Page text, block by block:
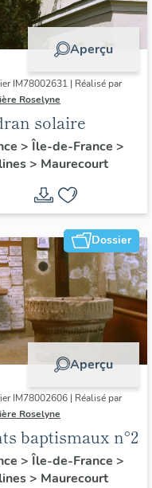
Aperçu
IM78002631 | Réalisé par
Roselyne
solaire
> Île-de-France >
> Maurecourt
Dossier
Aperçu
IM78002606 | Réalisé par
Roselyne
baptismaux n°2
> Île-de-France >
> Maurecourt